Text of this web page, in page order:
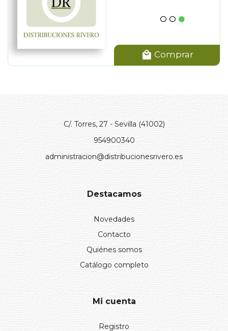
Comprar
C/. Torres, 27 - Sevilla (41002)
954900340
administracion@distribucionesrivero.es
Destacamos
Novedades
Contacto
Quiénes somos
Catálogo completo
Mi cuenta
Registro